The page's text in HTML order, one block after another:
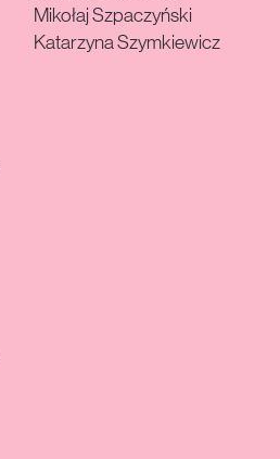
Mikołaj Szpaczyński
Katarzyna Szymkiewicz